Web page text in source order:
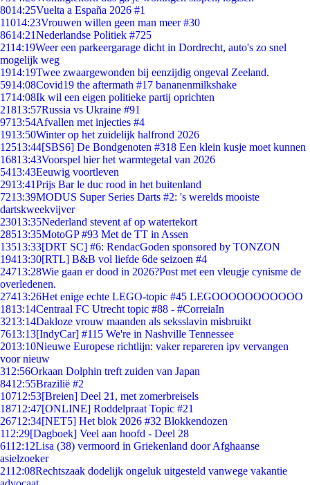
8014:25Vuelta a España 2026 #1
11014:23Vrouwen willen geen man meer #30
8614:21Nederlandse Politiek #725
2114:19Weer een parkeergarage dicht in Dordrecht, auto's zo snel
mogelijk weg
1914:19Twee zwaargewonden bij eenzijdig ongeval Zeeland.
5914:08Covid19 the aftermath #17 bananenmilkshake
1714:08Ik wil een eigen politieke partij oprichten
21813:57Russia vs Ukraine #91
9713:54Afvallen met injecties #4
1913:50Winter op het zuidelijk halfrond 2026
12513:44[SBS6] De Bondgenoten #318 Een klein kusje moet kunnen
16813:43Voorspel hier het warmtegetal van 2026
5413:43Eeuwig voortleven
2913:41Prijs Bar le duc rood in het buitenland
7213:39MODUS Super Series Darts #2: 's werelds mooiste
dartskweekvijver
23013:35Nederland stevent af op watertekort
28513:35MotoGP #93 Met de TT in Assen
13513:33[DRT SC] #6: RendacGoden sponsored by TONZON
19413:30[RTL] B&B vol liefde 6de seizoen #4
24713:28Wie gaan er dood in 2026?Post met een vleugje cynisme de
overledenen.
27413:26Het enige echte LEGO-topic #45 LEGOOOOOOOOOOO
1813:14Centraal FC Utrecht topic #88 - #CorreiaIn
3213:14Dakloze vrouw maanden als seksslavin misbruikt
7613:13[IndyCar] #115 We're in Nashville Tennessee
2013:10Nieuwe Europese richtlijn: vaker repareren ipv vervangen
voor nieuw
312:56Orkaan Dolphin treft zuiden van Japan
8412:55Brazilië #2
10712:53[Breien] Deel 21, met zomerbreisels
18712:47[ONLINE] Roddelpraat Topic #21
26712:34[NET5] Het blok 2026 #32 Blokkendozen
112:29[Dagboek] Veel aan hoofd - Deel 28
6112:12Lisa (38) vermoord in Griekenland door Afghaanse
asielzoeker
2112:08Rechtszaak dodelijk ongeluk uitgesteld vanwege vakantie